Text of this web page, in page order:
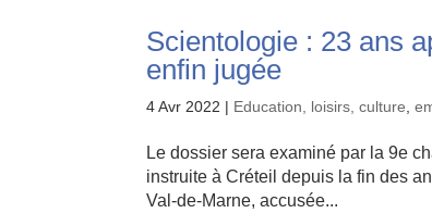
Scientologie : 23 ans
enfin jugée
4 Avr 2022 | Education, loisirs, culture,
Le dossier sera examiné par la 9e
instruite à Créteil depuis la fin des
Val-de-Marne, accusée...